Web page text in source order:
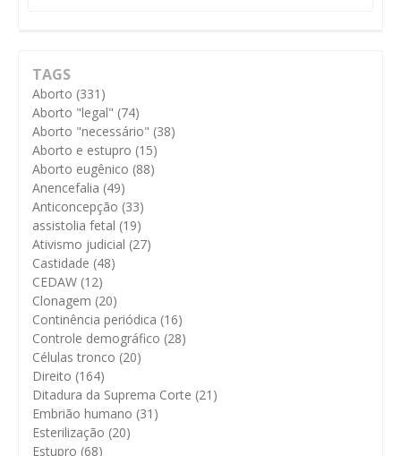
TAGS
Aborto (331)
Aborto "legal" (74)
Aborto "necessário" (38)
Aborto e estupro (15)
Aborto eugênico (88)
Anencefalia (49)
Anticoncepção (33)
assistolia fetal (19)
Ativismo judicial (27)
Castidade (48)
CEDAW (12)
Clonagem (20)
Continência periódica (16)
Controle demográfico (28)
Células tronco (20)
Direito (164)
Ditadura da Suprema Corte (21)
Embrião humano (31)
Esterilização (20)
Estupro (68)